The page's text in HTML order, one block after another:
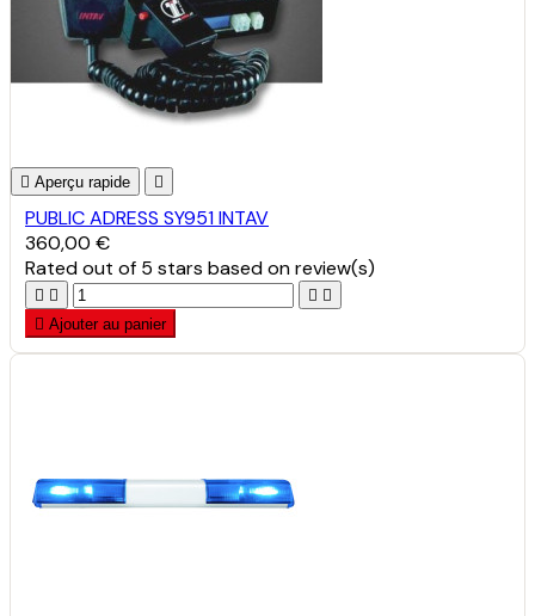
 Aperçu rapide 
PUBLIC ADRESS SY951 INTAV
360,00 €
Ratedout of 5 stars based onreview(s)
   
 Ajouter au panier